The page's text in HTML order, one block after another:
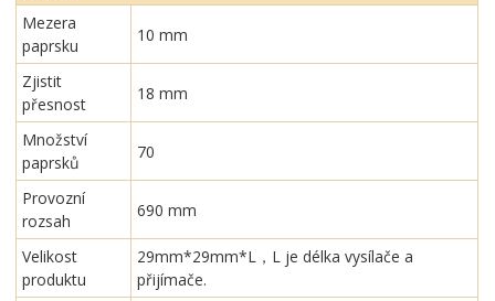
Mezera
paprsku
10 mm
Zjistit
přesnost
18 mm
Množství
paprsků
70
Provozní
rozsah
690 mm
Velikost
produktu
29mm*29mm*L，L je délka vysílače a
přijímače.